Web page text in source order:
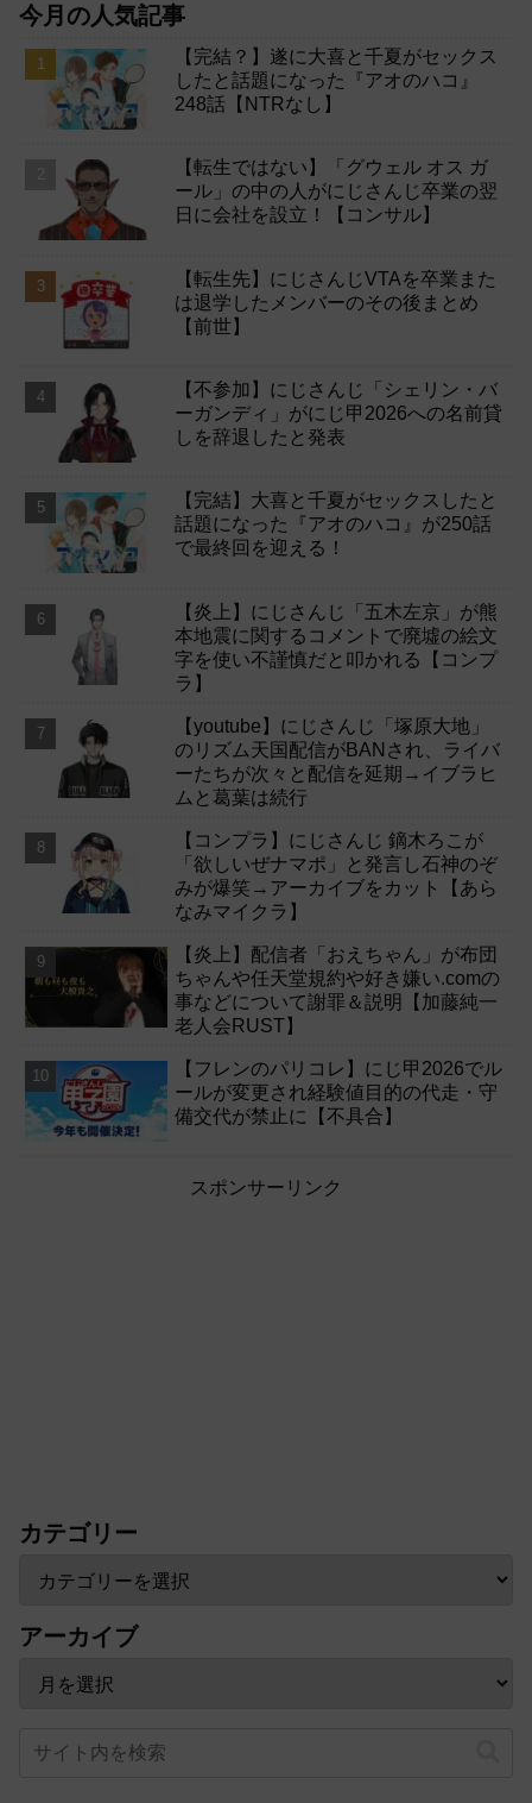
今月の人気記事
【完結？】遂に大喜と千夏がセックス
したと話題になった『アオのハコ』
248話【NTRなし】
【転生ではない】「グウェル オス ガ
ール」の中の人がにじさんじ卒業の翌
日に会社を設立！【コンサル】
【転生先】にじさんじVTAを卒業また
は退学したメンバーのその後まとめ
【前世】
【不参加】にじさんじ「シェリン・バ
ーガンディ」がにじ甲2026への名前貸
しを辞退したと発表
【完結】大喜と千夏がセックスしたと
話題になった『アオのハコ』が250話
で最終回を迎える！
【炎上】にじさんじ「五木左京」が熊
本地震に関するコメントで廃墟の絵文
字を使い不謹慎だと叩かれる【コンプ
ラ】
【youtube】にじさんじ「塚原大地」
のリズム天国配信がBANされ、ライバ
ーたちが次々と配信を延期→イブラヒ
ムと葛葉は続行
【コンプラ】にじさんじ 鏑木ろこが
「欲しいぜナマポ」と発言し石神のぞ
みが爆笑→アーカイブをカット【あら
なみマイクラ】
【炎上】配信者「おえちゃん」が布団
ちゃんや任天堂規約や好き嫌い.comの
事などについて謝罪＆説明【加藤純一
老人会RUST】
【フレンのパリコレ】にじ甲2026でル
ールが変更され経験値目的の代走・守
備交代が禁止に【不具合】
スポンサーリンク
カテゴリー
アーカイブ